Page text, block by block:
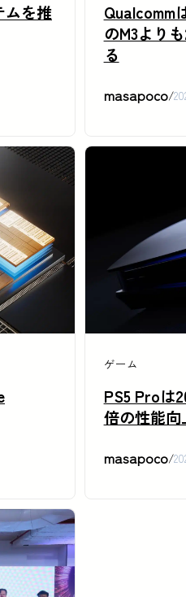
ムを推
Qualcomm
のM3より
る
masapoco/
ゲーム
PS5 Proは
倍の性能向
masapoco/